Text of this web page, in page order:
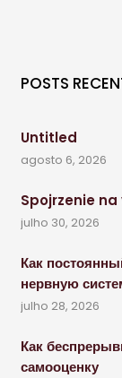
POSTS
Untitled
agosto 6, 2026
Spojrzenie
julho 30, 2026
Как
нервную
julho 28, 2026
Как
самооценку